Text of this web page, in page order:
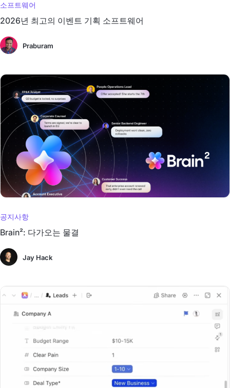
소프트웨어
2026년 최고의 이벤트 기획 소프트웨어
Praburam
공지사항
Brain²: 다가오는 물결
Jay Hack